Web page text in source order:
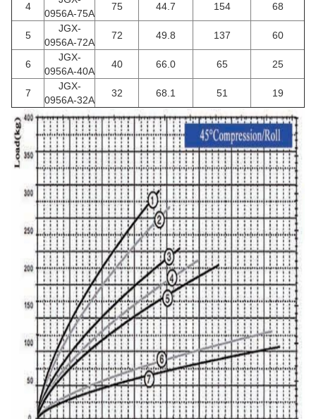
4
0956A-75A
75 44.7 154 68
5
JGX-
0956A-72A
72 49.8 137 60
6
JGX-
0956A-40A
40 66.0 65 25
7
JGX-
0956A-32A
32 68.1 51 19